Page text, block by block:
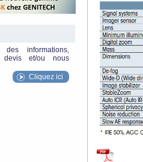
des informations,
devis et/ou nous
Cliquez ici
specs.jpg